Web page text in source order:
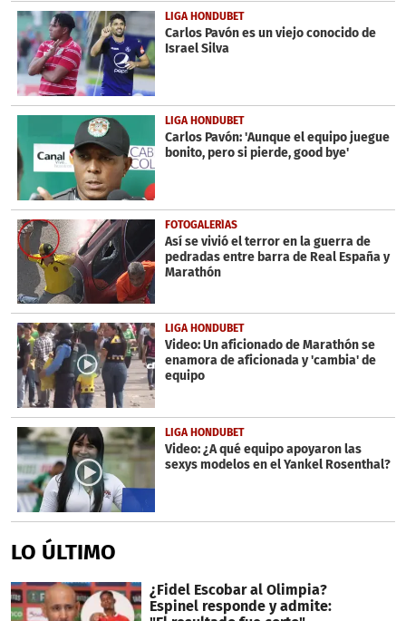
LIGA HONDUBET
Carlos Pavón es un viejo conocido de
Israel Silva
LIGA HONDUBET
Carlos Pavón: 'Aunque el equipo juegue
bonito, pero si pierde, good bye'
FOTOGALERÍAS
Así se vivió el terror en la guerra de
pedradas entre barra de Real España y
Marathón
LIGA HONDUBET
Video: Un aficionado de Marathón se
enamora de aficionada y 'cambia' de
equipo
LIGA HONDUBET
Video: ¿A qué equipo apoyaron las
sexys modelos en el Yankel Rosenthal?
LO ÚLTIMO
¿Fidel Escobar al Olimpia?
Espinel responde y admite: